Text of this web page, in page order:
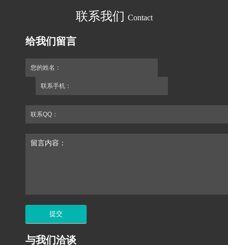
联系我们 Contact
给我们留言
您的姓名：
联系手机：
联系QQ：
留言内容：
与我们洽谈